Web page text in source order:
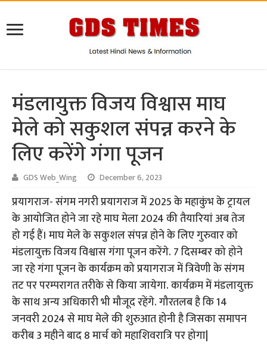
मंडलायुक्त विजय विश्वास माघ
मेले को सकुशल संपन्न करने के
लिए करेंगे गंगा पूजन
GDS Web_Wing December 6, 2023
प्रयागराज- संगम नगरी प्रयागराज में 2025 के महाकुंभ के ट्रायल
के आयोजित होने जा रहे माघ मेला 2024 की तैयारियां अब तेज
हो गई हैं। माघ मेले के सकुशल संपन्न होने के लिए गुरुवार को
मंडलायुक्त विजय विश्वास गंगा पूजन करेंगे. 7 दिसम्बर को होने
जा रहे गंगा पूजन के कार्यक्रम को प्रयागराज में त्रिवेणी के संगम
तट पर परम्परागत तरीके से किया जायेगा. कार्यक्रम में मंडलायुक्त
के साथ अन्य अधिकारी भी मौजूद रहेंगे. गौरतलब है कि 14
जनवरी 2024 से माघ मेले की शुरुआत होनी है जिसका समापन
करीब 3 महीने बाद 8 मार्च को महाशिवरात्रि पर होगा|